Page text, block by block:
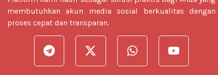
membutuhkan akun media sosial berkualitas dengan
proses cepat dan transparan.